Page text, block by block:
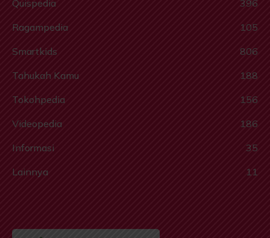
Quispedia
396
Ragampedia
105
Smartkids
806
Tahukah Kamu
188
Tokohpedia
156
Videopedia
186
Informasi
35
Lainnya
11